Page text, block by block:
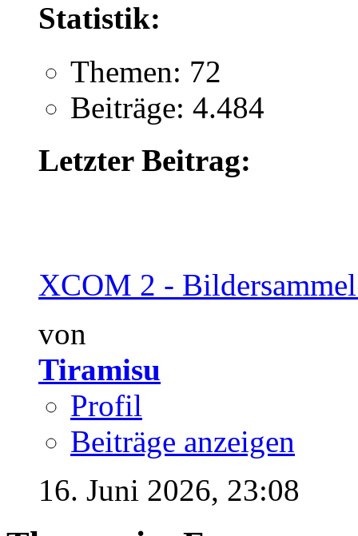
Statistik:
Themen: 72
Beiträge: 4.484
Letzter Beitrag:
XCOM 2 -
von
Tiramisu
Profil
Beiträge anzeigen
16. Juni 2026, 23:08